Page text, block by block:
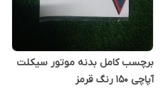
برچسب کامل بدنه موتور سیکلت
آپاچی ۱۵۰ رنگ قرمز